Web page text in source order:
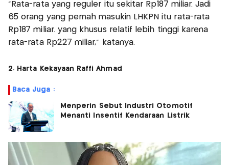
"Rata-rata yang reguler itu sekitar Rp187 miliar. Jadi
65 orang yang pernah masukin LHKPN itu rata-rata
Rp187 miliar. yang khusus relatif lebih tinggi karena
rata-rata Rp227 miliar," katanya.
2. Harta Kekayaan Raffi Ahmad
Baca Juga :
Menperin Sebut Industri Otomotif
Menanti Insentif Kendaraan Listrik